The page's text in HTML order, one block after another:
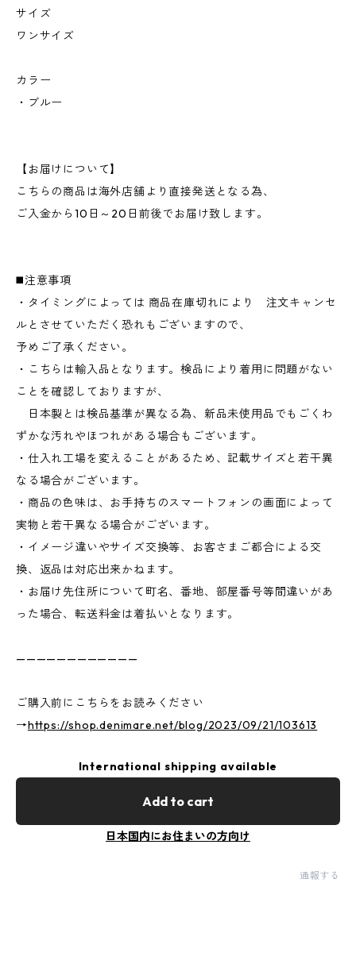
サイズ
ワンサイズ
カラー
・ブルー
【お届けについて】
こちらの商品は海外店舗より直接発送となる為、
ご入金から10日～20日前後でお届け致します。
◼️注意事項
・タイミングによっては 商品在庫切れにより 注文キャンセ
ルとさせていただく恐れもございますので、
予めご了承ください。
・こちらは輸入品となります。検品により着用に問題がない
ことを確認しておりますが、
日本製とは検品基準が異なる為、新品未使用品でもごくわ
ずかな汚れやほつれがある場合もございます。
・仕入れ工場を変えることがあるため、記載サイズと若干異
なる場合がございます。
・商品の色味は、お手持ちのスマートフォンの画面によって
実物と若干異なる場合がございます。
・イメージ違いやサイズ交換等、お客さまご都合による交
換、返品は対応出来かねます。
・お届け先住所について町名、番地、部屋番号等間違いがあ
った場合、転送料金は着払いとなります。
————————————
ご購入前にこちらをお読みください
→https://shop.denimare.net/blog/2023/09/21/103613
International shipping available
Add to cart
日本国内にお住まいの方向け
通報する